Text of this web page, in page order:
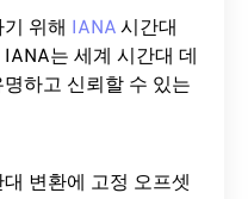
위해 IANA 시간대
는 세계 시간대 데
하고 신뢰할 수 있는
변환에 ​​고정 오프셋